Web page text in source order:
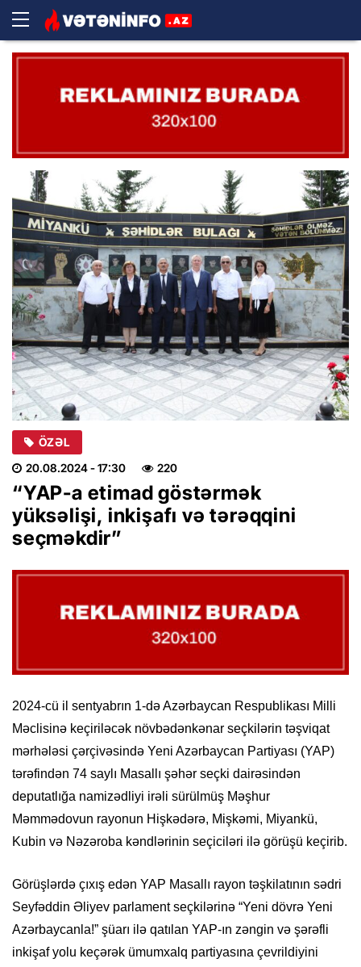
ÖZƏL
20.08.2024- 17:30 220
“YAP-a etimad göstərmək
yüksəlişi, inkişafı və tərəqqini
seçməkdir”
2024-cü il sentyabrın 1-də Azərbaycan Respublikası Milli
Məclisinə keçiriləcək növbədənkənar seçkilərin təşviqat
mərhələsi çərçivəsində Yeni Azərbaycan Partiyası (YAP)
tərəfindən 74 saylı Masallı şəhər seçki dairəsindən
deputatlığa namizədliyi irəli sürülmüş Məşhur
Məmmədovun rayonun Hişkədərə, Mişkəmi, Miyankü,
Kubin və Nəzəroba kəndlərinin seçiciləri ilə görüşü keçirib.
Görüşlərdə çıxış edən YAP Masallı rayon təşkilatının sədri
Seyfəddin Əliyev parlament seçkilərinə “Yeni dövrə Yeni
Azərbaycanla!” şüarı ilə qatılan YAP-ın zəngin və şərəfli
inkişaf yolu keçərək ümumxalq partiyasına çevrildiyini